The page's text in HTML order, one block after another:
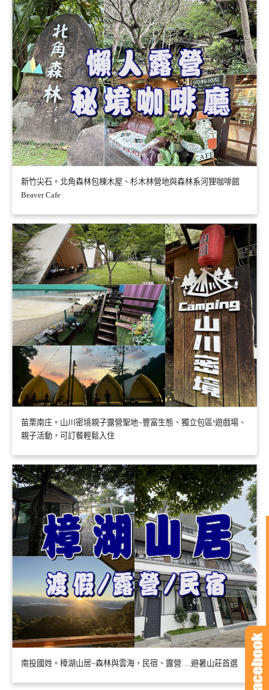
新竹尖石。北角森林包棟木屋、杉木林營地與森林系河狸咖啡館
Beaver Cafe
苗栗南庄。山川密境親子露營聖地~豐富生態、獨立包區!遊戲場、
親子活動，可訂餐輕鬆入住
南投國姓。樟湖山居~森林與雲海，民宿、露營….避暑山莊首選